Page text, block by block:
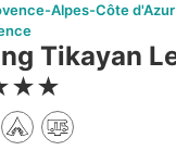
Alpes-Côte d'Azur
★★